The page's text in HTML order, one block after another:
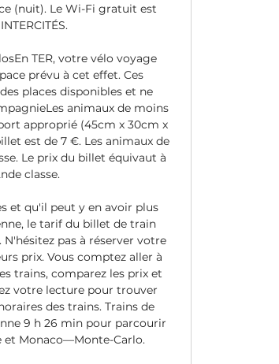
(nuit). Le Wi-Fi gratuit est
TER, votre vélo voyage
prévu à cet effet. Ces
places disponibles et ne
animaux de moins
approprié (45cm x 30cm x
est de 7 €. Les animaux de
Le prix du billet équivaut à
classe.
et qu'il peut y en avoir plus
le tarif du billet de train
pas à réserver votre
prix. Vous comptez aller à
trains, comparez les prix et
votre lecture pour trouver
des trains. Trains de
9 h 26 min pour parcourir
et Monaco—Monte-Carlo.